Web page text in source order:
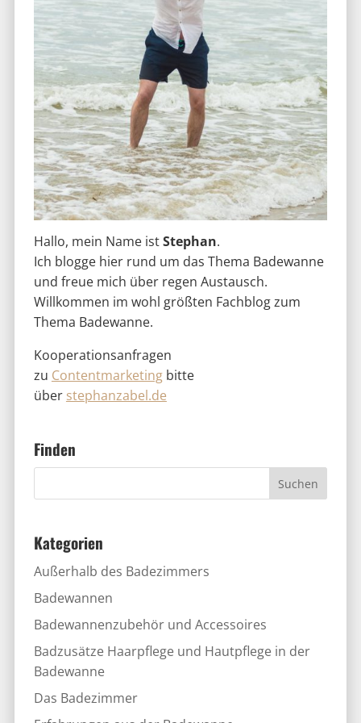
Hallo, mein Name istStephan.
Ich blogge hier rund um das Thema Badewanne
und freue mich über regen Austausch.
Willkommen im wohl größten Fachblog zum
Thema Badewanne.
Kooperationsanfragen
zu Contentmarketingbitte
über stephanzabel.de
Finden
Kategorien
Außerhalb des Badezimmers
Badewannen
Badewannenzubehör und Accessoires
Badzusätze Haarpflege und Hautpflege in der
Badewanne
Das Badezimmer